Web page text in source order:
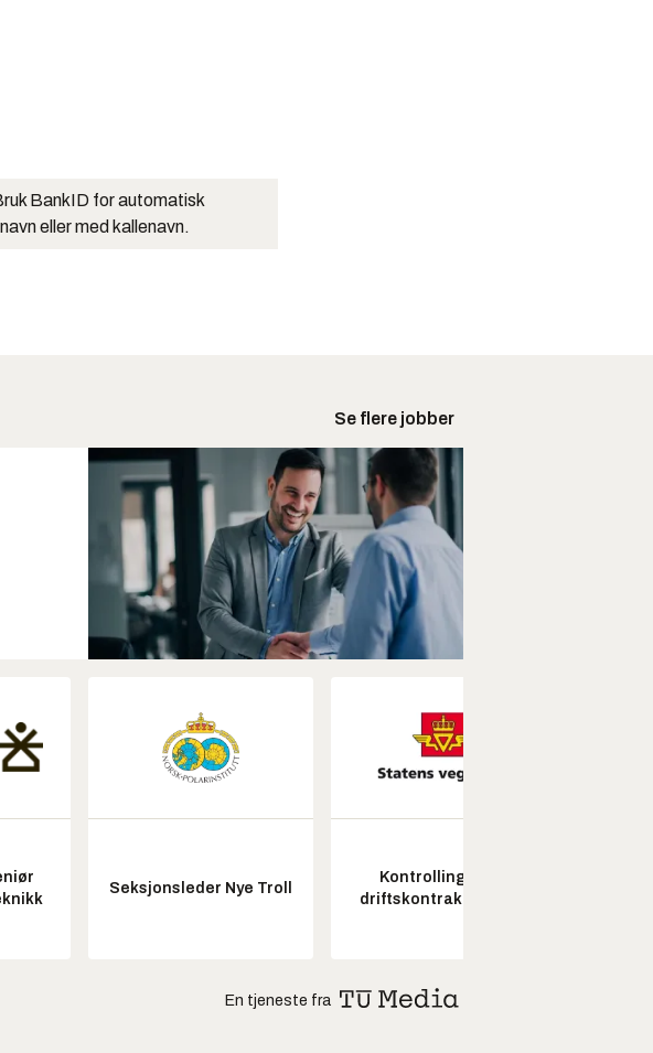
BankID for automatisk
eller med kallenavn.
Se flere jobber
Seksjonsleder Nye Troll
Kontrollingeniør
driftskontrakt elektro
En tjeneste fra